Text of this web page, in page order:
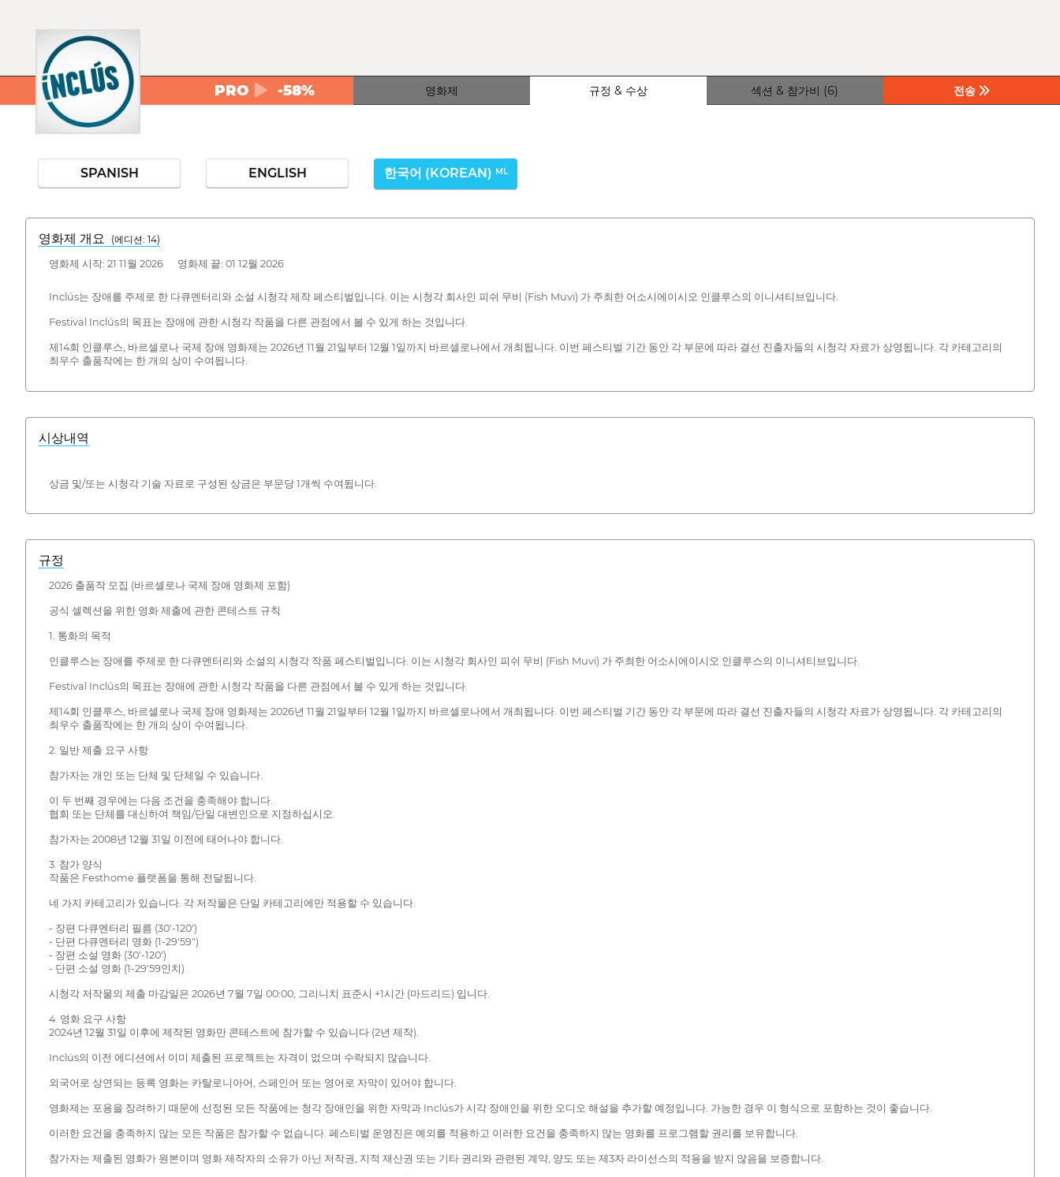
PRO -58% 영화제 규정 & 수상 섹션 & 참가비 (6) 전송
SPANISH ENGLISH 한국어 (KOREAN) ML
영화제 개요 (에디션: 14)
영화제 시작: 21 11월 2026 영화제 끝: 01 12월 2026
Inclús는 장애를 주제로 한 다큐멘터리와 소설 시청각 제작 페스티벌입니다. 이는 시청각 회사인 피쉬 무비 (Fish Muvi) 가 주최한 어소시에이시오 인클루스의 이니셔티브입니다.
Festival Inclús의 목표는 장애에 관한 시청각 작품을 다른 관점에서 볼 수 있게 하는 것입니다.
제14회 인클루스, 바르셀로나 국제 장애 영화제는 2026년 11월 21일부터 12월 1일까지 바르셀로나에서 개최됩니다. 이번 페스티벌 기간 동안 각 부문에 따라 결선 진출자들의 시청각 자료가 상영됩니다. 각 카테고리의
최우수 출품작에는 한 개의 상이 수여됩니다.
시상내역
상금 및/또는 시청각 기술 자료로 구성된 상금은 부문당 1개씩 수여됩니다.
규정
2026 출품작 모집 (바르셀로나 국제 장애 영화제 포함)
공식 셀렉션을 위한 영화 제출에 관한 콘테스트 규칙
1. 통화의 목적
인클루스는 장애를 주제로 한 다큐멘터리와 소설의 시청각 작품 페스티벌입니다. 이는 시청각 회사인 피쉬 무비 (Fish Muvi) 가 주최한 어소시에이시오 인클루스의 이니셔티브입니다.
Festival Inclús의 목표는 장애에 관한 시청각 작품을 다른 관점에서 볼 수 있게 하는 것입니다.
제14회 인클루스, 바르셀로나 국제 장애 영화제는 2026년 11월 21일부터 12월 1일까지 바르셀로나에서 개최됩니다. 이번 페스티벌 기간 동안 각 부문에 따라 결선 진출자들의 시청각 자료가 상영됩니다. 각 카테고리의
최우수 출품작에는 한 개의 상이 수여됩니다.
2. 일반 제출 요구 사항
참가자는 개인 또는 단체 및 단체일 수 있습니다.
이 두 번째 경우에는 다음 조건을 충족해야 합니다.
협회 또는 단체를 대신하여 책임/단일 대변인으로 지정하십시오.
참가자는 2008년 12월 31일 이전에 태어나야 합니다.
3. 참가 양식
작품은 Festhome 플랫폼을 통해 전달됩니다.
네 가지 카테고리가 있습니다. 각 저작물은 단일 카테고리에만 적용할 수 있습니다.
- 장편 다큐멘터리 필름 (30'-120')
- 단편 다큐멘터리 영화 (1-29'59")
- 장편 소설 영화 (30'-120')
- 단편 소설 영화 (1-29'59인치)
시청각 저작물의 제출 마감일은 2026년 7월 7일 00:00, 그리니치 표준시 +1시간 (마드리드) 입니다.
4. 영화 요구 사항
2024년 12월 31일 이후에 제작된 영화만 콘테스트에 참가할 수 있습니다 (2년 제작).
Inclús의 이전 에디션에서 이미 제출된 프로젝트는 자격이 없으며 수락되지 않습니다.
외국어로 상연되는 등록 영화는 카탈로니아어, 스페인어 또는 영어로 자막이 있어야 합니다.
영화제는 포용을 장려하기 때문에 선정된 모든 작품에는 청각 장애인을 위한 자막과 Inclús가 시각 장애인을 위한 오디오 해설을 추가할 예정입니다. 가능한 경우 이 형식으로 포함하는 것이 좋습니다.
이러한 요건을 충족하지 않는 모든 작품은 참가할 수 없습니다. 페스티벌 운영진은 예외를 적용하고 이러한 요건을 충족하지 않는 영화를 프로그램할 권리를 보유합니다.
참가자는 제출된 영화가 원본이며 영화 제작자의 소유가 아닌 저작권, 지적 재산권 또는 기타 권리와 관련된 계약, 양도 또는 제3자 라이선스의 적용을 받지 않음을 보증합니다.